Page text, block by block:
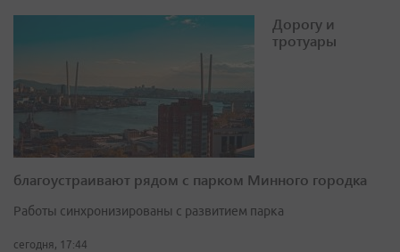
Дорогу и
тротуары
благоустраивают рядом с парком Минного городка
Работы синхронизированы с развитием парка
сегодня, 17:44